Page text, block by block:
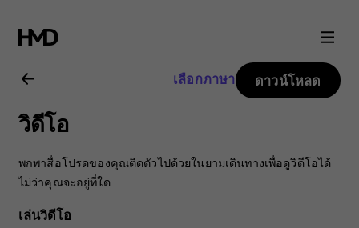
คู่มือ
ผู้
ใช้
Nokia
6
เลือกภาษา ดาวน์โหลด
วิดีโอ
พกพาสื่อโปรดของคุณติดตัวไปด้วยในยามเดินทางเพื่อดูวิดีโอได้
ไม่ว่าคุณจะอยู่ที่ใด
เล่นวิดีโอ